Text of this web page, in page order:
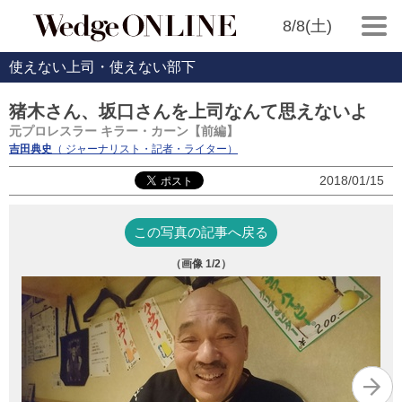
8/8(土)
使えない上司・使えない部下
猪木さん、坂口さんを上司なんて思えないよ
元プロレスラー キラー・カーン【前編】
吉田典史 （ ジャーナリスト・記者・ライター）
2018/01/15
この写真の記事へ戻る
（画像 1/2）